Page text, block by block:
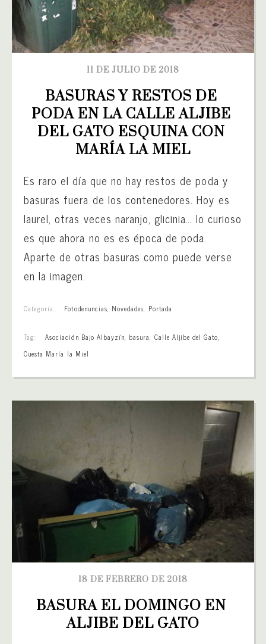
11 DE JULIO DE 2018
BASURAS Y RESTOS DE
PODA EN LA CALLE ALJIBE
DEL GATO ESQUINA CON
MARÍA LA MIEL
Es raro el día que no hay restos de poda y
basuras fuera de los contenedores. Hoy es
laurel, otras veces naranjo, glicinia… lo curioso
es que ahora no es es época de poda.
Aparte de otras basuras como puede verse
en la imagen.
Categoría: Fotodenuncias, Novedades, Portada
Tag: Asociación Bajo Albayzín, basura, Calle Aljibe del Gato,
Cuesta María la Miel
18 DE FEBRERO DE 2018
BASURA EL DOMINGO EN
ALJIBE DEL GATO